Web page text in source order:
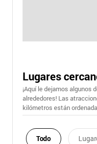
Lugares
¡Aquí le dejamos algunos
alrededores! Las
kilómetros están
Todo